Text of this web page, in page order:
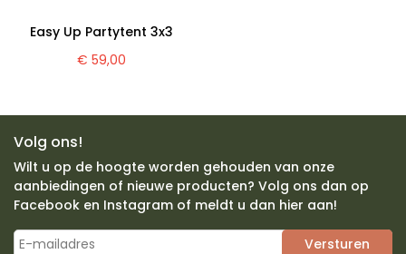
Easy Up Partytent 3x3
€ 59,00
Volg ons!
Wilt u op de hoogte worden gehouden van onze
aanbiedingen of nieuwe producten? Volg ons dan op
Facebook en Instagram of meldt u dan hier aan!
Versturen